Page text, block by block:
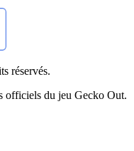
réservés.
officiels du jeu Gecko Out.